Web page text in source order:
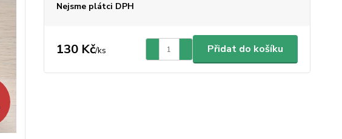
Nejsme plátci DPH
130 Kč/ks Přidat do košíku